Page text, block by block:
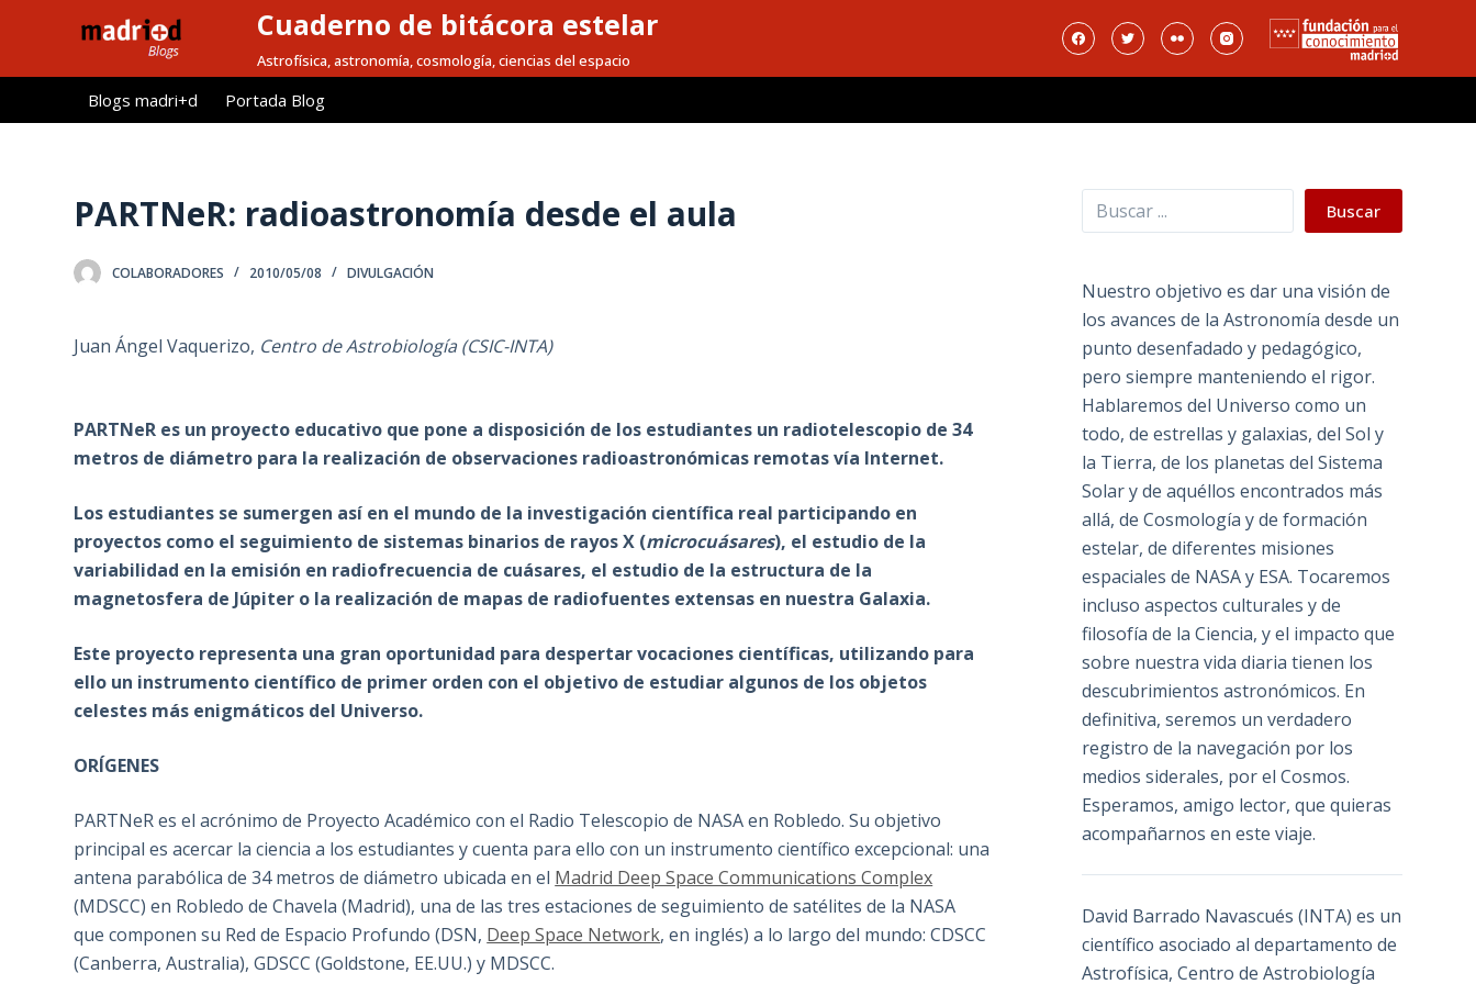
l
Cuaderno de bitácora estelar
Astrofísica, astronomía, cosmología, ciencias del espacio
Blogs madri+d Portada Blog
PARTNeR: radioastronomía desde el aula
COLABORADORES 2010/05/08 DIVULGACIÓN
Juan Ángel Vaquerizo, Centro de Astrobiología (CSIC-INTA)
PARTNeR es un proyecto educativo que pone a disposición de los estudiantes un radiotelescopio de 34
metros de diámetro para la realización de observaciones radioastronómicas remotas vía Internet.
Los estudiantes se sumergen así en el mundo de la investigación científica real participando en
proyectos como el seguimiento de sistemas binarios de rayos X (microcuásares), el estudio de la
variabilidad en la emisión en radiofrecuencia de cuásares, el estudio de la estructura de la
magnetosfera de Júpiter o la realización de mapas de radiofuentes extensas en nuestra Galaxia.
Este proyecto representa una gran oportunidad para despertar vocaciones científicas, utilizando para
ello un instrumento científico de primer orden con el objetivo de estudiar algunos de los objetos
celestes más enigmáticos del Universo.
ORÍGENES
PARTNeR es el acrónimo de Proyecto Académico con el Radio Telescopio de NASA en Robledo. Su objetivo
principal es acercar la ciencia a los estudiantes y cuenta para ello con un instrumento científico excepcional: una
antena parabólica de 34 metros de diámetro ubicada en el Madrid Deep Space Communications Complex
(MDSCC) en Robledo de Chavela (Madrid), una de las tres estaciones de seguimiento de satélites de la NASA
que componen su Red de Espacio Profundo (DSN, Deep Space Network, en inglés) a lo largo del mundo: CDSCC
(Canberra, Australia), GDSCC (Goldstone, EE.UU.) y MDSCC.
Buscar Buscar
Nuestro objetivo es dar una visión de
los avances de la Astronomía desde un
punto desenfadado y pedagógico,
pero siempre manteniendo el rigor.
Hablaremos del Universo como un
todo, de estrellas y galaxias, del Sol y
la Tierra, de los planetas del Sistema
Solar y de aquéllos encontrados más
allá, de Cosmología y de formación
estelar, de diferentes misiones
espaciales de NASA y ESA. Tocaremos
incluso aspectos culturales y de
filosofía de la Ciencia, y el impacto que
sobre nuestra vida diaria tienen los
descubrimientos astronómicos. En
definitiva, seremos un verdadero
registro de la navegación por los
medios siderales, por el Cosmos.
Esperamos, amigo lector, que quieras
acompañarnos en este viaje.
David Barrado Navascués (INTA) es un
científico asociado al departamento de
Astrofísica, Centro de Astrobiología